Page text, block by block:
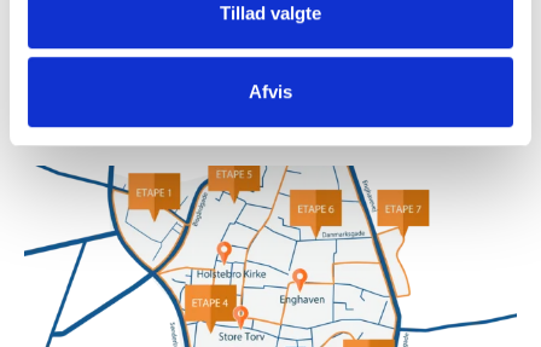
Tillad valgte
Afvis
Næsten 500 år efter middelalderen sluttede i Danmark fyldes
Spøttrup Borg igen af lyden af klingende sværd og buldrende